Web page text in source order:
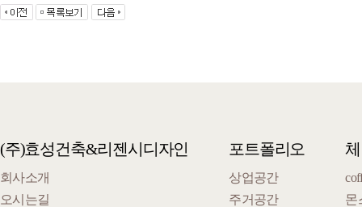
(주)효성건축&리젠시디자인
회사소개
오시는길
포트폴리오
상업공간
주거공간
몬